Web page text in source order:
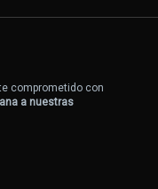
comprometido con
a nuestras